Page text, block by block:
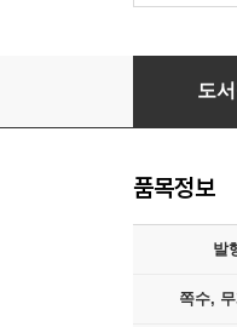
가정을 살
도
품목정보
발
쪽수,